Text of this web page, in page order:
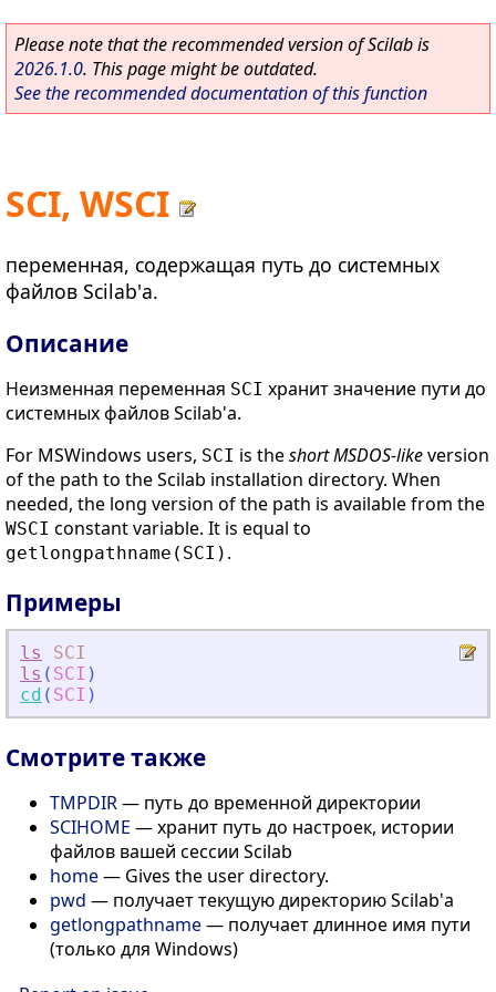
Please note that the recommended version of Scilab is
2026.1.0. This page might be outdated.
See the recommended documentation of this function
SCI, WSCI
переменная, содержащая путь до системных
файлов Scilab'а.
Описание
Неизменная переменная SCI хранит значение пути до
системных файлов Scilab'а.
For MSWindows users, SCI is theshort MSDOS-likeversion
of the path to the Scilab installation directory. When
needed, the long version of the path is available from the
WSCI constant variable. It is equal to
getlongpathname(SCI) .
Примеры
ls
SCI
ls ( SCI )
cd ( SCI )
Смотрите также
TMPDIR— путь до временной директории
SCIHOME — хранит путь до настроек, истории
файлов вашей сессии Scilab
home— Gives the user directory.
pwd — получает текущую директорию Scilab'а
getlongpathname— получает длинное имя пути
(только для Windows)